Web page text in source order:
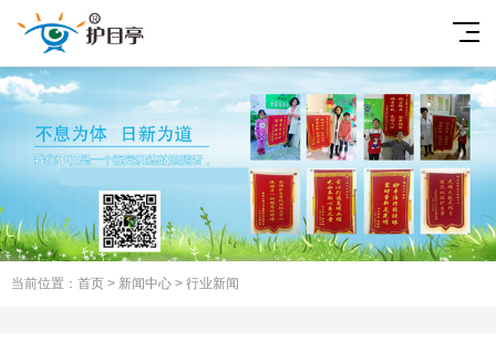
当前位置： 首页 > 新闻中心 > 行业新闻